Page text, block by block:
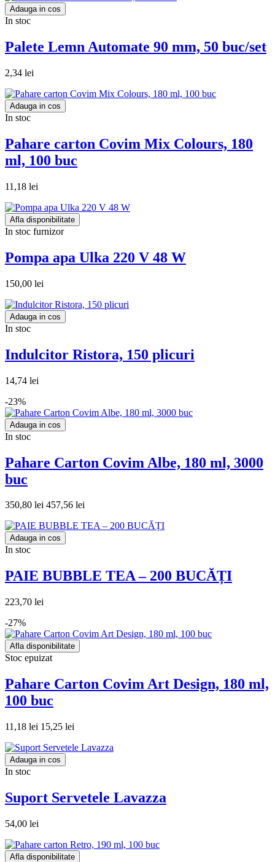
Adauga in cos
In stoc
Palete Lemn Automate 90 mm, 50 buc/set
2,34 lei
Adauga in cos
In stoc
Pahare carton Covim Mix Colours, 180
ml, 100 buc
11,18 lei
Afla disponibilitate
In stoc furnizor
Pompa apa Ulka 220 V 48 W
150,00 lei
Adauga in cos
In stoc
Indulcitor Ristora, 150 plicuri
14,74 lei
-23%
Adauga in cos
In stoc
Pahare Carton Covim Albe, 180 ml, 3000
buc
350,80 lei 457,56 lei
Adauga in cos
In stoc
PAIE BUBBLE TEA – 200 BUCĂȚI
223,70 lei
-27%
Afla disponibilitate
Stoc epuizat
Pahare Carton Covim Art Design, 180 ml,
100 buc
11,18 lei 15,25 lei
Adauga in cos
In stoc
Suport Servetele Lavazza
54,00 lei
Afla disponibilitate